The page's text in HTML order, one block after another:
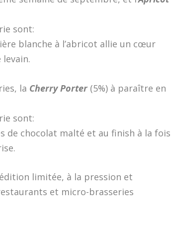
sont:
blanche à l’abricot allie un cœur
la Cherry Porter(5%) à paraître en
sont:
de chocolat malté et au finish à la fois
limitée, à la pression et
et micro-brasseries